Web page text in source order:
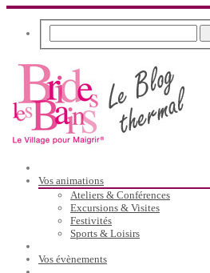
Vos animations
Ateliers & Conférences
Excursions & Visites
Festivités
Sports & Loisirs
Vos évènements